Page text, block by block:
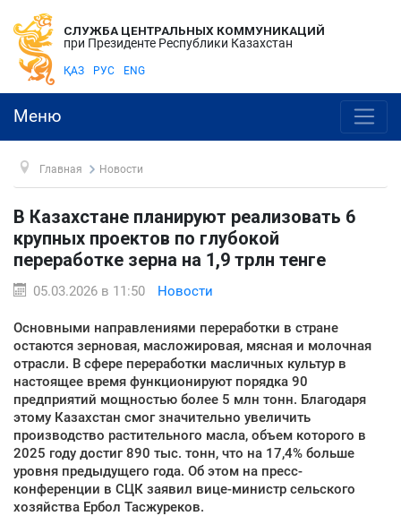
СЛУЖБА ЦЕНТРАЛЬНЫХ КОММУНИКАЦИЙ
при Президенте Республики Казахстан
ҚАЗ РУС ENG
Меню
Главная Новости
В Казахстане планируют реализовать 6
крупных проектов по глубокой
переработке зерна на 1,9 трлн тенге
05.03.2026 в 11:50 Новости
Основными направлениями переработки в стране
остаются зерновая, масложировая, мясная и молочная
отрасли. В сфере переработки масличных культур в
настоящее время функционируют порядка 90
предприятий мощностью более 5 млн тонн. Благодаря
этому Казахстан смог значительно увеличить
производство растительного масла, объем которого в
2025 году достиг 890 тыс. тонн, что на 17,4% больше
уровня предыдущего года. Об этом на пресс-
конференции в СЦК заявил вице-министр сельского
хозяйства Ербол Тасжуреков.